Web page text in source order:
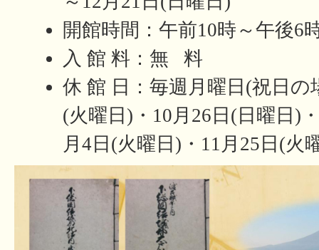
開館時間：午前10時～午後6
入 館 料：無 料
休 館 日：毎週月曜日(祝日の
(火曜日)・10月26日(日曜日)
月4日(火曜日)・11月25日(火